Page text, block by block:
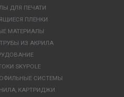
ДЛЯ ПЕЧАТИ
ПЛЕНКИ
МАТЕРИАЛЫ
ИЗ АКРИЛА
SKYPOLE
СИСТЕМЫ
КАРТРИДЖИ